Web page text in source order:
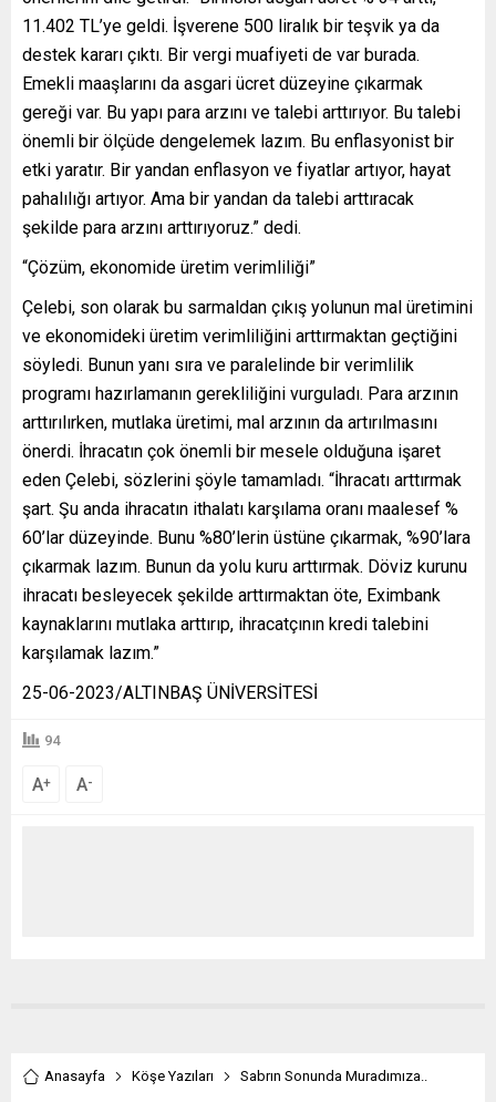
11.402 TL’ye geldi. İşverene 500 liralık bir teşvik ya da
destek kararı çıktı. Bir vergi muafiyeti de var burada.
Emekli maaşlarını da asgari ücret düzeyine çıkarmak
gereği var. Bu yapı para arzını ve talebi arttırıyor. Bu talebi
önemli bir ölçüde dengelemek lazım. Bu enflasyonist bir
etki yaratır. Bir yandan enflasyon ve fiyatlar artıyor, hayat
pahalılığı artıyor. Ama bir yandan da talebi arttıracak
şekilde para arzını arttırıyoruz.” dedi.
“Çözüm, ekonomide üretim verimliliği”
Çelebi, son olarak bu sarmaldan çıkış yolunun mal üretimini
ve ekonomideki üretim verimliliğini arttırmaktan geçtiğini
söyledi. Bunun yanı sıra ve paralelinde bir verimlilik
programı hazırlamanın gerekliliğini vurguladı. Para arzının
arttırılırken, mutlaka üretimi, mal arzının da artırılmasını
önerdi. İhracatın çok önemli bir mesele olduğuna işaret
eden Çelebi, sözlerini şöyle tamamladı. “İhracatı arttırmak
şart. Şu anda ihracatın ithalatı karşılama oranı maalesef %
60’lar düzeyinde. Bunu %80’lerin üstüne çıkarmak, %90’lara
çıkarmak lazım. Bunun da yolu kuru arttırmak. Döviz kurunu
ihracatı besleyecek şekilde arttırmaktan öte, Eximbank
kaynaklarını mutlaka arttırıp, ihracatçının kredi talebini
karşılamak lazım.”
25-06-2023/ALTINBAŞ ÜNİVERSİTESİ
94
A+ A-
Anasayfa Köşe Yazıları Sabrın Sonunda Muradımıza..